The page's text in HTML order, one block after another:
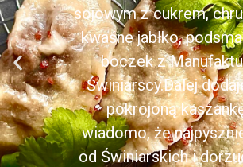
sojowym z cukrem,
kwaśne jabłko,
boczek z
Świniarscy.Dalej
pokrojoną
wiadomo, że
od Świniarskich i